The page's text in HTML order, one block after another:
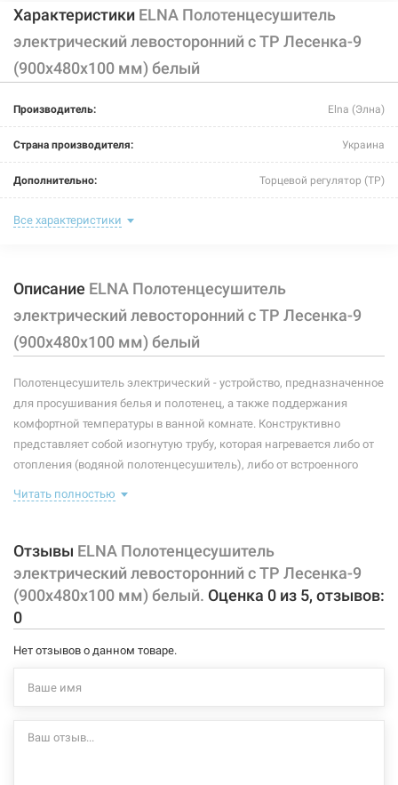
Характеристики ELNA Полотенцесушитель
электрический левосторонний с ТР Лесенка-9
(900х480х100 мм) белый
Производитель: Elna (Элна)
Страна производителя: Украина
Дополнительно: Торцевой регулятор (ТР)
Цвет:
Глубина:
Высота: 900 мм
Мощность: -
Тип крепления: стационарный
Тип подключения: левосторонний
Материал корпуса:
Все характеристики
Описание ELNA Полотенцесушитель
электрический левосторонний с ТР Лесенка-9
(900х480х100 мм) белый
Полотенцесушитель электрический - устройство, предназначенное
для просушивания белья и полотенец, а также поддержания
комфортной температуры в ванной комнате. Конструктивно
представляет собой изогнутую трубу, которая нагревается либо от
отопления (водяной полотенцесушитель), либо от встроенного
правильно подобранный полотенцесушитель станет
Характеристики и конфигурация изделия, а также комплектация
товара могут изменяться производителем без уведомления. За
внесенные производителем изменения, магазин ответственности
не несет.
Читать полностью
Отзывы ELNA Полотенцесушитель
электрический левосторонний с ТР Лесенка-9
(900х480х100 мм) белый. Оценка 0 из 5, отзывов:
0
Нет отзывов о данном товаре.